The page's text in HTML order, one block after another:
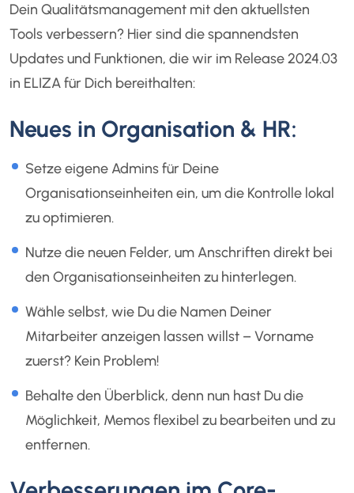
Dein Qualitätsmanagement mit den aktuellsten
Tools verbessern? Hier sind die spannendsten
Updates und Funktionen, die wir im Release 2024.03
in ELIZA für Dich bereithalten:
Neues in Organisation & HR:
Setze eigene Admins für Deine
Organisationseinheiten ein, um die Kontrolle lokal
zu optimieren.
Nutze die neuen Felder, um Anschriften direkt bei
den Organisationseinheiten zu hinterlegen.
Wähle selbst, wie Du die Namen Deiner
Mitarbeiter anzeigen lassen willst – Vorname
zuerst? Kein Problem!
Behalte den Überblick, denn nun hast Du die
Möglichkeit, Memos flexibel zu bearbeiten und zu
entfernen.